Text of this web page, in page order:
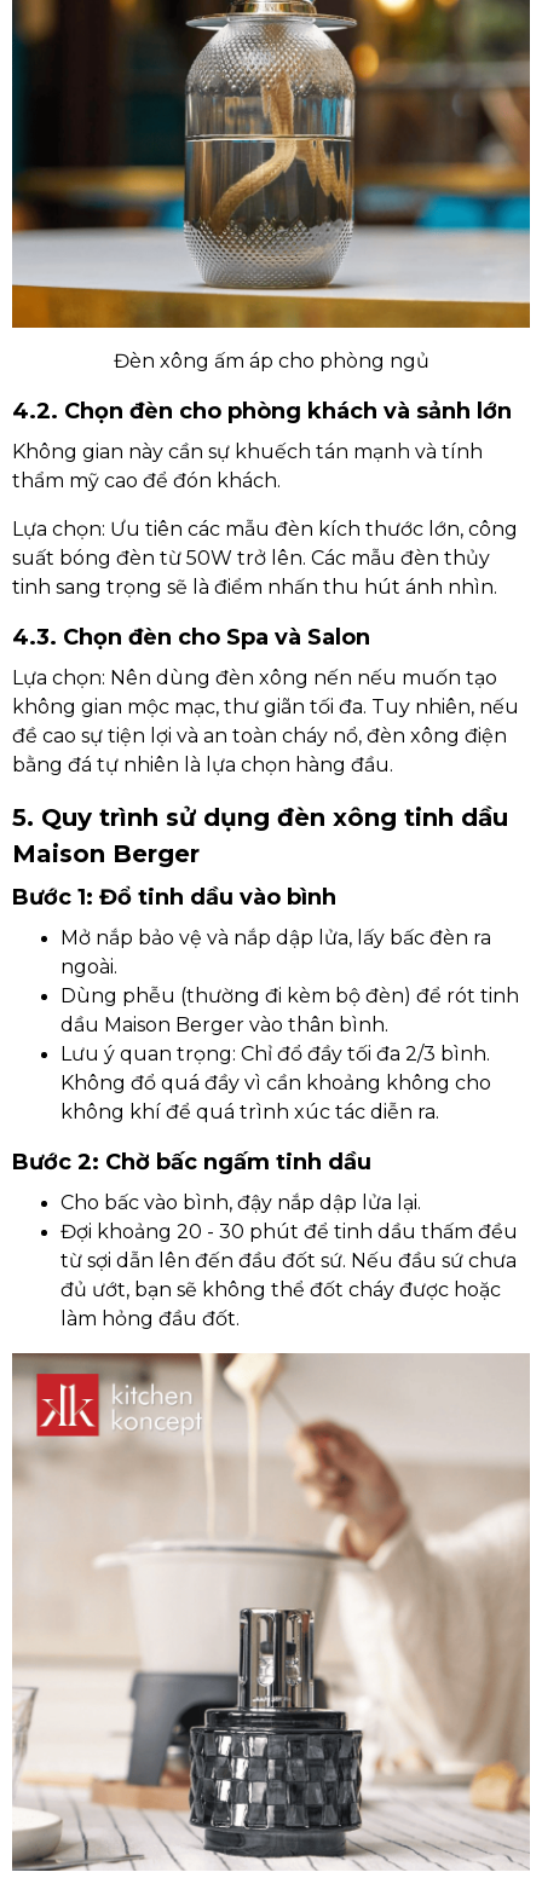
Đèn xông ấm áp cho phòng ngủ
4.2. Chọn đèn cho phòng khách và sảnh lớn
Không gian này cần sự khuếch tán mạnh và tính
thẩm mỹ cao để đón khách.
Lựa chọn: Ưu tiên các mẫu đèn kích thước lớn, công
suất bóng đèn từ 50W trở lên. Các mẫu đèn thủy
tinh sang trọng sẽ là điểm nhấn thu hút ánh nhìn.
4.3. Chọn đèn cho Spa và Salon
Lựa chọn: Nên dùng đèn xông nến nếu muốn tạo
không gian mộc mạc, thư giãn tối đa. Tuy nhiên, nếu
đề cao sự tiện lợi và an toàn cháy nổ, đèn xông điện
bằng đá tự nhiên là lựa chọn hàng đầu.
5. Quy trình sử dụng đèn xông tinh dầu
Maison Berger
Bước 1: Đổ tinh dầu vào bình
Mở nắp bảo vệ và nắp dập lửa, lấy bấc đèn ra
ngoài.
Dùng phễu (thường đi kèm bộ đèn) để rót tinh
dầu Maison Berger vào thân bình.
Lưu ý quan trọng: Chỉ đổ đầy tối đa 2/3 bình.
Không đổ quá đầy vì cần khoảng không cho
không khí để quá trình xúc tác diễn ra.
Bước 2: Chờ bấc ngấm tinh dầu
Cho bấc vào bình, đậy nắp dập lửa lại.
Đợi khoảng 20 - 30 phút để tinh dầu thấm đều
từ sợi dẫn lên đến đầu đốt sứ. Nếu đầu sứ chưa
đủ ướt, bạn sẽ không thể đốt cháy được hoặc
làm hỏng đầu đốt.